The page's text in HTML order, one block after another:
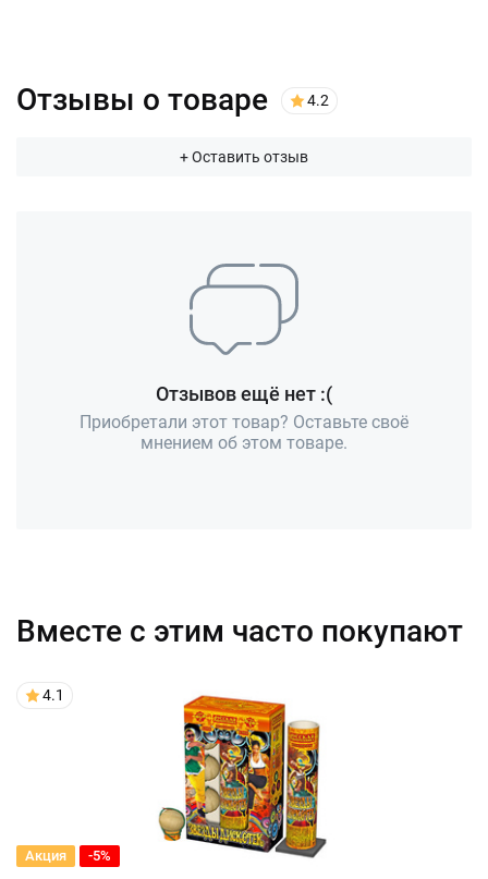
Отзывы о товаре 4.2
+ Оставить отзыв
Отзывов ещё нет :(
Приобретали этот товар? Оставьте своё
мнением об этом товаре.
Вместе с этим часто покупают
4.1
Акция -5%